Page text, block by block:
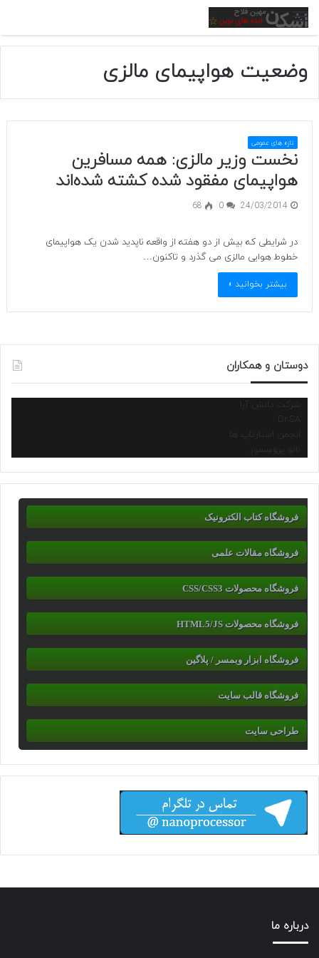
منو
وضعیت هواپیمای مالزی
تازه های عمومی
نخست وزیر مالزی: همه مسافرین
هواپیمای مفقود شده کشته شده‌اند
24/03/2014
0
68
در شرایطی که بیش از دو هفته از واقعه ناپدید شدن یک هواپیمای
خطوط هوایی مالزی می گذرد و تاکنون…
بیشتر بخوانید »
دوستان و همکاران
شرکت دانش آرا
انجمن استارتاپ ها
نانو پروسسور
فروشگاه کتاب الکترونیک
فروشگاه مقالات علمی
فروشگاه محصولات CSS/CSS3
فروشگاه محصولات HTML5/JS
فروشگاه ابزار وبمسر / پلاگین
فروشگاه قالب سایت
طراحی سایت
درباره ما